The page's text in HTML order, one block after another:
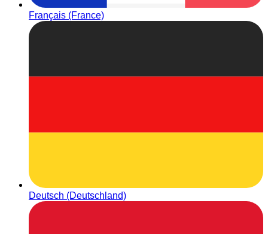
Français (France)
Deutsch (Deutschland)